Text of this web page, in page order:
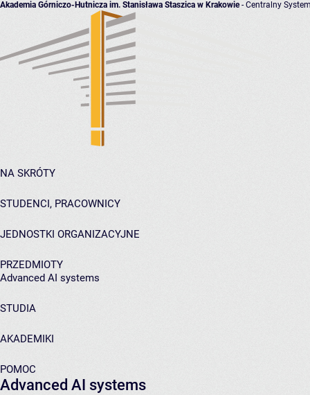
Akademia Górniczo-Hutnicza im. Stanisława Staszica w Krakowie- Centralny
NA SKRÓTY
STUDENCI, PRACOWNICY
JEDNOSTKI ORGANIZACYJNE
PRZEDMIOTY
Advanced AI systems
STUDIA
AKADEMIKI
POMOC
Advanced AI systems